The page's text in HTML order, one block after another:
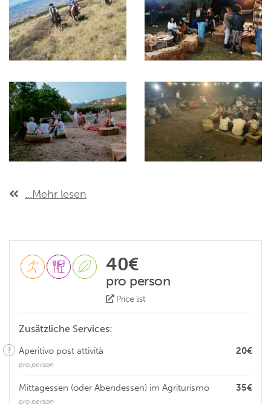
...Mehr lesen
40€
pro person
Price list
Zusätzliche Services:
20€
Aperitivo post attività
pro person
35€
Mittagessen (oder Abendessen) im Agriturismo
pro person